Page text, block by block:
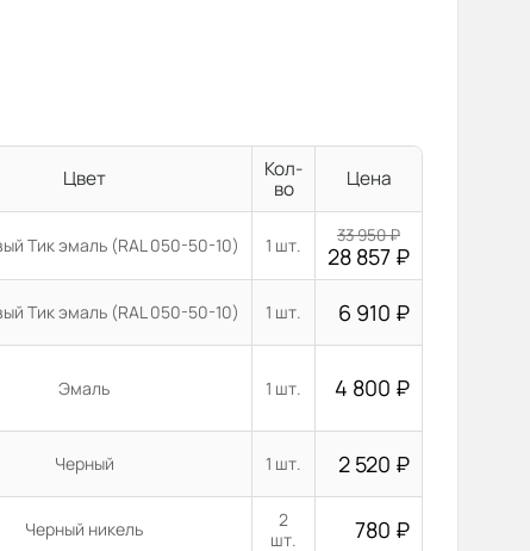
Цвет
Кол-
во
Цена
Тик эмаль (RAL 050-50-10) 1 шт. 33 950₽
28 857 ₽
Тик эмаль (RAL 050-50-10) 1 шт. 6 910 ₽
Эмаль 1 шт. 4 800 ₽
Черный 1 шт. 2 520 ₽
Черный никель
2
шт.
780 ₽